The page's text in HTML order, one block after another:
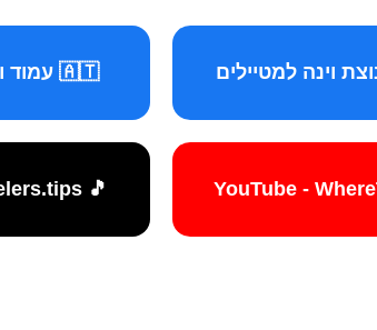
🇦🇹 עמוד וינה למטיילים
🎵 TikTok - travelers.tips